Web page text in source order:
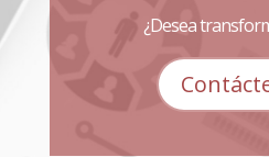
¿Desea